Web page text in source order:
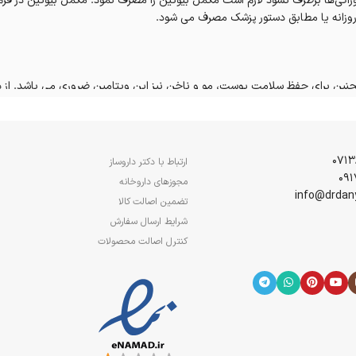
روزانه یا مطابق دستور پزشک مصرف می شود.
آنها
ارتباط با دکتر داروساز
مجوزهای داروخانه
تضمین اصالت کالا
شرایط ارسال سفارش
کنترل اصالت محصولات